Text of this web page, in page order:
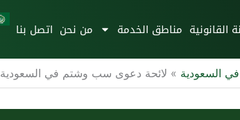
القانونية مناطق الخدمة من نحن اتصل بنا
السعودية » لائحة دعوى سب وشتم في السعودية